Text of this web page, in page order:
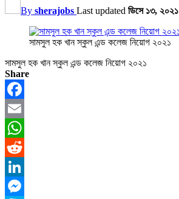
By sherajobs Last updated ডিসে ১৩, ২০২১
সামসুল হক খান স্কুল এন্ড কলেজ নিয়োগ ২০২১
সামসুল হক খান স্কুল এন্ড কলেজ নিয়োগ ২০২১
Share
Facebook
Email
WhatsApp
Reddit
LinkedIn